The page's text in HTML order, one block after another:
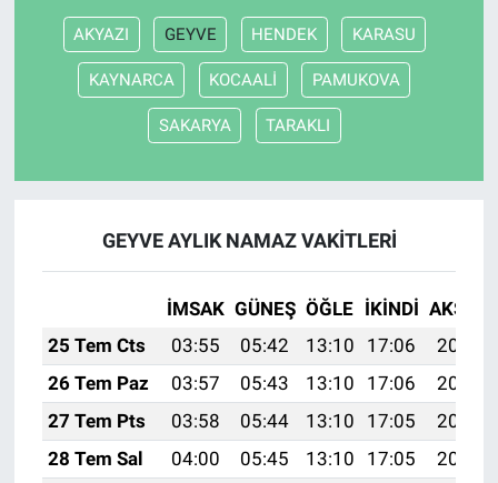
AKYAZI GEYVE HENDEK KARASU
KAYNARCA KOCAALİ PAMUKOVA
SAKARYA TARAKLI
GEYVE AYLIK NAMAZ VAKITLERI
İMSAK GÜNEŞ ÖĞLE İKINDI AKŞAM
25 Tem Cts
03:55 05:42 13:10 17:06
20:29
26 Tem Paz
03:57 05:43 13:10 17:06
20:28
27 Tem Pts
03:58 05:44 13:10 17:05
20:27
28 Tem Sal
04:00 05:45 13:10 17:05
20:26